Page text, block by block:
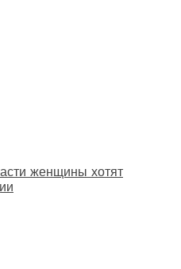
женщины хотят